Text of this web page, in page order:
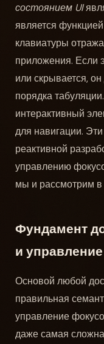
состоянием UI
является
клавиатуры
приложения. Если
или скрывается,
порядка
интерактивный
для навигации.
реактивной
управлению
мы и рассмотрим
Фундамент
и
Основой любой
правильная
управление
даже самая